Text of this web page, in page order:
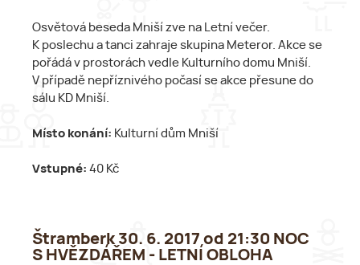
Osvětová beseda Mniší zve na Letní večer.
K poslechu a tanci zahraje skupina Meteror. Akce se
pořádá v prostorách vedle Kulturního domu Mniší.
V případě nepříznivého počasí se akce přesune do
sálu KD Mniší.
Místo konání: Kulturní dům Mniší
Vstupné: 40 Kč
Štramberk 30. 6. 2017 od 21:30 NOC
S HVĚZDÁŘEM - LETNÍ OBLOHA